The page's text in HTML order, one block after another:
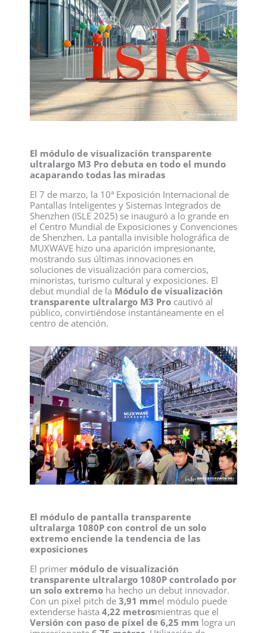
El módulo de visualización transparente
ultralargo M3 Pro debuta en todo el mundo
acaparando todas las miradas
El 7 de marzo, la 10ª Exposición Internacional de
Pantallas Inteligentes y Sistemas Integrados de
Shenzhen (ISLE 2025) se inauguró a lo grande en
el Centro Mundial de Exposiciones y Convenciones
de Shenzhen. La pantalla invisible holográfica de
MUXWAVE hizo una aparición impresionante,
mostrando sus últimas innovaciones en
soluciones de visualización para comercios,
minoristas, turismo cultural y exposiciones. El
debut mundial de la Módulo de visualización
transparente ultralargo M3 Pro cautivó al
público, convirtiéndose instantáneamente en el
centro de atención.
El módulo de pantalla transparente
ultralarga 1080P con control de un solo
extremo enciende la tendencia de las
exposiciones
El primer módulo de visualización
transparente ultralargo 1080P controlado por
un solo extremo ha hecho un debut innovador.
Con un pixel pitch de 3,91 mmel módulo puede
extenderse hasta 4,22 metrosmientras que el
Versión con paso de píxel de 6,25 mm logra un